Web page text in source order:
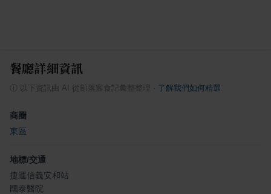
餐廳詳細資訊
以下資訊由 AI 從部落客食記彙整整理 了解我們如何精選
商圈
東區
地標/交通
捷運信義安和站
國泰醫院